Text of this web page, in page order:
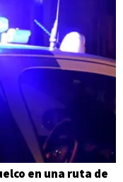
en una ruta de